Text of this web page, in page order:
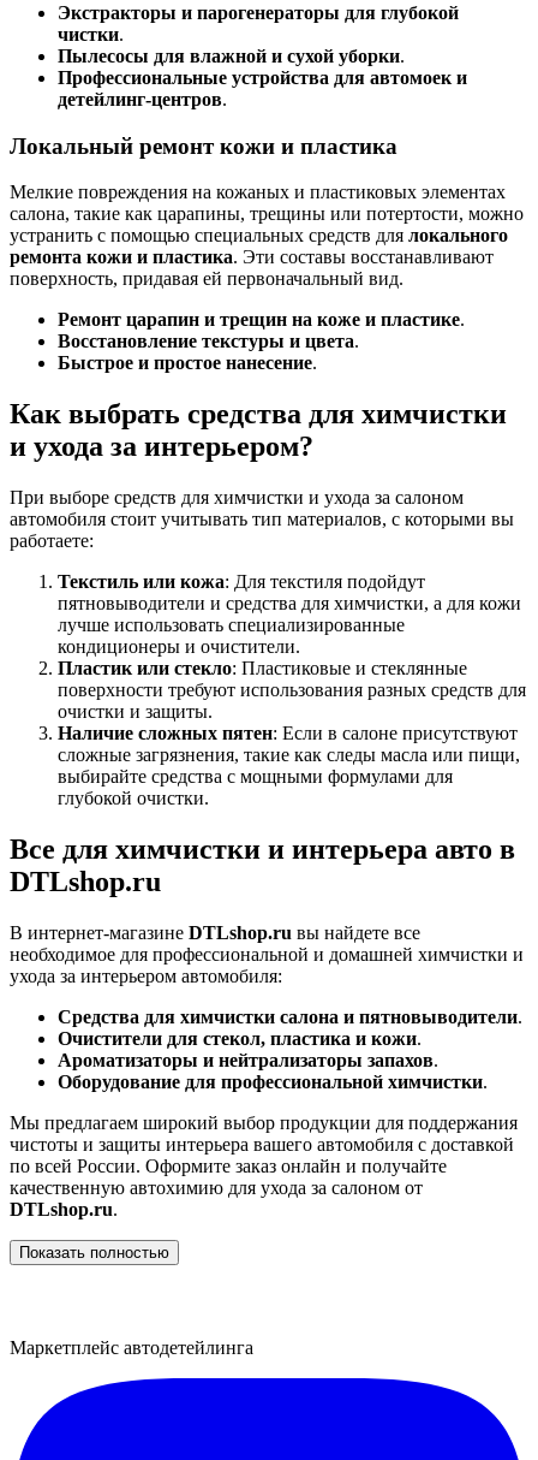
Экстракторы и парогенераторы для глубокой
чистки.
Пылесосы для влажной и сухой уборки.
Профессиональные устройства для автомоек и
детейлинг-центров.
Локальный ремонт кожи и пластика
Мелкие повреждения на кожаных и пластиковых элементах
салона, такие как царапины, трещины или потертости, можно
устранить с помощью специальных средств для локального
ремонта кожи и пластика. Эти составы восстанавливают
поверхность, придавая ей первоначальный вид.
Ремонт царапин и трещин на коже и пластике.
Восстановление текстуры и цвета.
Быстрое и простое нанесение.
Как выбрать средства для химчистки
и ухода за интерьером?
При выборе средств для химчистки и ухода за салоном
автомобиля стоит учитывать тип материалов, с которыми вы
работаете:
Текстиль или кожа: Для текстиля подойдут
пятновыводители и средства для химчистки, а для кожи
лучше использовать специализированные
кондиционеры и очистители.
Пластик или стекло: Пластиковые и стеклянные
поверхности требуют использования разных средств для
очистки и защиты.
Наличие сложных пятен: Если в салоне присутствуют
сложные загрязнения, такие как следы масла или пищи,
выбирайте средства с мощными формулами для
глубокой очистки.
Все для химчистки и интерьера авто в
DTLshop.ru
В интернет-магазине DTLshop.ru вы найдете все
необходимое для профессиональной и домашней химчистки и
ухода за интерьером автомобиля:
Средства для химчистки салона и пятновыводители.
Очистители для стекол, пластика и кожи.
Ароматизаторы и нейтрализаторы запахов.
Оборудование для профессиональной химчистки.
Мы предлагаем широкий выбор продукции для поддержания
чистоты и защиты интерьера вашего автомобиля с доставкой
по всей России. Оформите заказ онлайн и получайте
качественную автохимию для ухода за салоном от
DTLshop.ru.
Показать полностью
Маркетплейс автодетейлинга